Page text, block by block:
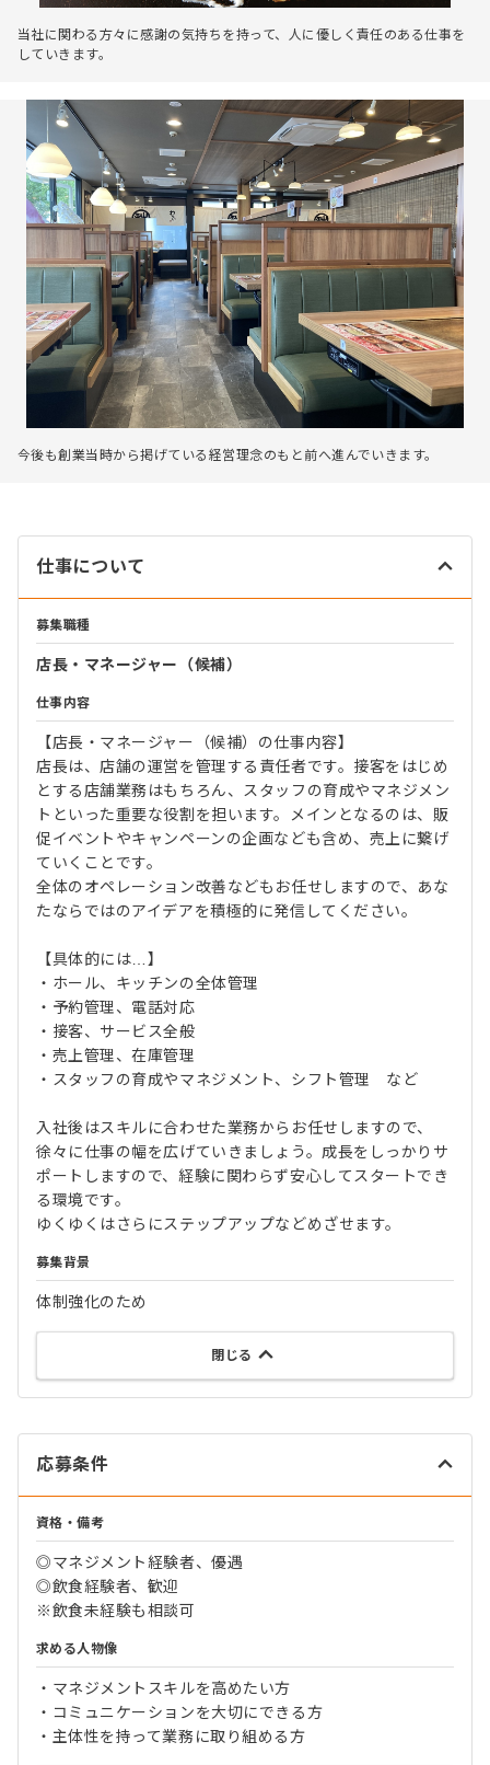
当社に関わる方々に感謝の気持ちを持って、人に優しく責任のある仕事を
していきます。
今後も創業当時から掲げている経営理念のもと前へ進んでいきます。
仕事について
募集職種
店長・マネージャー（候補）
仕事内容
【店長・マネージャー（候補）の仕事内容】
店長は、店舗の運営を管理する責任者です。接客をはじめ
とする店舗業務はもちろん、スタッフの育成やマネジメン
トといった重要な役割を担います。メインとなるのは、販
促イベントやキャンペーンの企画なども含め、売上に繋げ
ていくことです。
全体のオペレーション改善などもお任せしますので、あな
たならではのアイデアを積極的に発信してください。
【具体的には…】
・ホール、キッチンの全体管理
・予約管理、電話対応
・接客、サービス全般
・売上管理、在庫管理
・スタッフの育成やマネジメント、シフト管理 など
入社後はスキルに合わせた業務からお任せしますので、
徐々に仕事の幅を広げていきましょう。成長をしっかりサ
ポートしますので、経験に関わらず安心してスタートでき
る環境です。
ゆくゆくはさらにステップアップなどめざせます。
募集背景
体制強化のため
閉じる
応募条件
資格・備考
◎マネジメント経験者、優遇
◎飲食経験者、歓迎
※飲食未経験も相談可
求める人物像
・マネジメントスキルを高めたい方
・コミュニケーションを大切にできる方
・主体性を持って業務に取り組める方